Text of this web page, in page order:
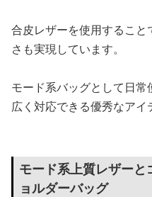
合皮レザーを使用するこ
さも実現しています。
モード系バッグとして日
広く対応できる優秀なアイ
モード系上質レザー
ョルダーバッグ